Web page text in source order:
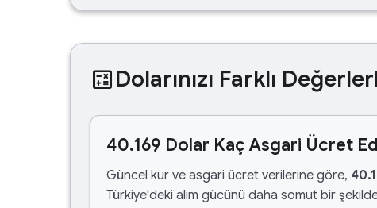
calculateDolarınızı Farklı
40.169 Dolar Kaç Asgari Ücret
Güncel kur ve asgari ücret verilerine göre,
Türkiye'deki alım gücünü daha somut bir şekilde